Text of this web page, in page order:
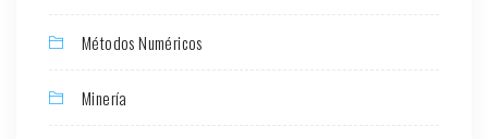
Métodos Numéricos
Minería